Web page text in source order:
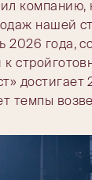
компанию,
нашей
года,
достигает
темпы